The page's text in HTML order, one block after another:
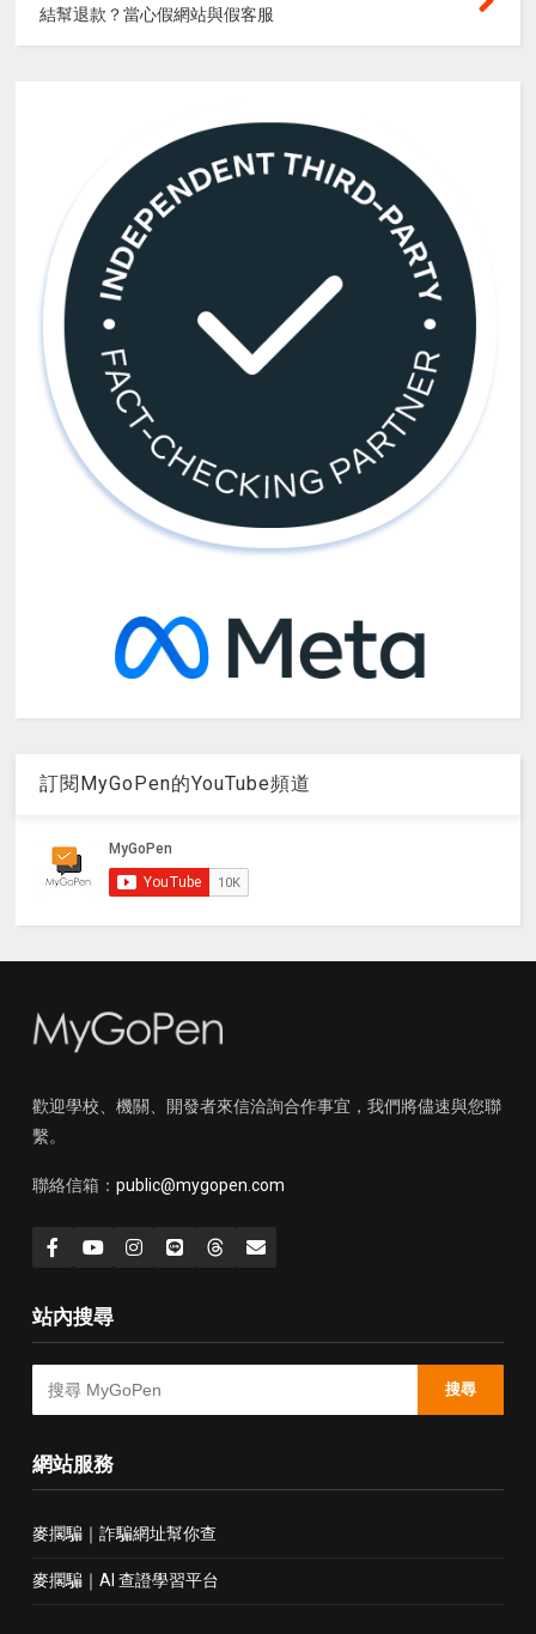
結幫退款？當心假網站與假客服
訂閱MyGoPen的YouTube頻道
歡迎學校、機關、開發者來信洽詢合作事宜，我們將儘速與您聯
繫。
聯絡信箱： public@mygopen.com
站內搜尋
搜尋
網站服務
麥擱騙｜詐騙網址幫你查
麥擱騙｜AI 查證學習平台